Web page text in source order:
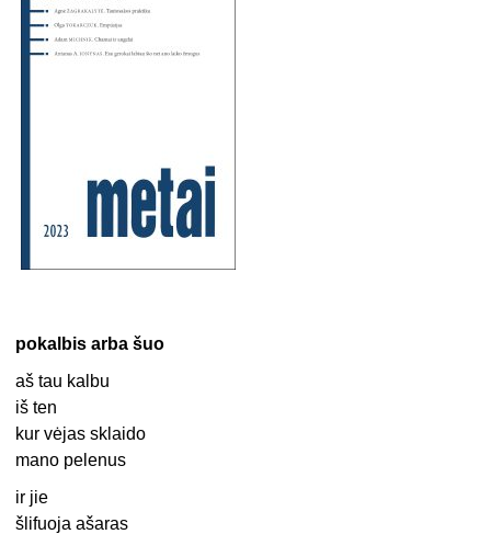
pokalbis arba šuo
aš tau kalbu
iš ten
kur vėjas sklaido
mano pelenus
ir jie
šlifuoja ašaras